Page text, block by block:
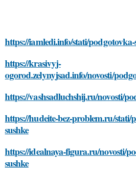
https://iamledi.info/stati/podgotovka-
https://krasivyj-
ogorod.zelynyjsad.info/novosti/
https://vashsadluchshij.ru/novosti/
https://hudeite-bez-problem.ru/stati/
sushke
https://idealnaya-figura.ru/novosti/
sushke